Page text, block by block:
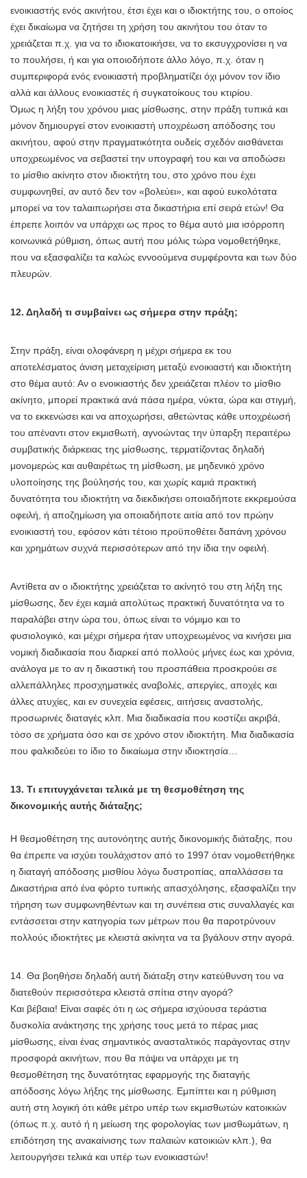
ενοικιαστής ενός ακινήτου, έτσι έχει και ο ιδιοκτήτης του, ο οποίος
έχει δικαίωμα να ζητήσει τη χρήση του ακινήτου του όταν το
χρειάζεται π.χ. για να το ιδιοκατοικήσει, να το εκσυγχρονίσει η να
το πουλήσει, ή και για οποιοδήποτε άλλο λόγο, π.χ. όταν η
συμπεριφορά ενός ενοικιαστή προβληματίζει όχι μόνον τον ίδιο
αλλά και άλλους ενοικιαστές ή συγκατοίκους του κτιρίου.
Όμως η λήξη του χρόνου μιας μίσθωσης, στην πράξη τυπικά και
μόνον δημιουργεί στον ενοικιαστή υποχρέωση απόδοσης του
ακινήτου, αφού στην πραγματικότητα ουδείς σχεδόν αισθάνεται
υποχρεωμένος να σεβαστεί την υπογραφή του και να αποδώσει
το μίσθιο ακίνητο στον ιδιοκτήτη του, στο χρόνο που έχει
συμφωνηθεί, αν αυτό δεν τον «βολεύει», και αφού ευκολότατα
μπορεί να τον ταλαιπωρήσει στα δικαστήρια επί σειρά ετών! Θα
έπρεπε λοιπόν να υπάρχει ως προς το θέμα αυτό μια ισόρροπη
κοινωνικά ρύθμιση, όπως αυτή που μόλις τώρα νομοθετήθηκε,
που να εξασφαλίζει τα καλώς εννοούμενα συμφέροντα και των δύο
πλευρών.
12. Δηλαδή τι συμβαίνει ως σήμερα στην πράξη;
Στην πράξη, είναι ολοφάνερη η μέχρι σήμερα εκ του
αποτελέσματος άνιση μεταχείριση μεταξύ ενοικιαστή και ιδιοκτήτη
στο θέμα αυτό: Αν ο ενοικιαστής δεν χρειάζεται πλέον το μίσθιο
ακίνητο, μπορεί πρακτικά ανά πάσα ημέρα, νύκτα, ώρα και στιγμή,
να το εκκενώσει και να αποχωρήσει, αθετώντας κάθε υποχρέωσή
του απέναντι στον εκμισθωτή, αγνοώντας την ύπαρξη περαιτέρω
συμβατικής διάρκειας της μίσθωσης, τερματίζοντας δηλαδή
μονομερώς και αυθαιρέτως τη μίσθωση, με μηδενικό χρόνο
υλοποίησης της βούλησής του, και χωρίς καμιά πρακτική
δυνατότητα του ιδιοκτήτη να διεκδικήσει οποιαδήποτε εκκρεμούσα
οφειλή, ή αποζημίωση για οποιαδήποτε αιτία από τον πρώην
ενοικιαστή του, εφόσον κάτι τέτοιο προϋποθέτει δαπάνη χρόνου
και χρημάτων συχνά περισσότερων από την ίδια την οφειλή.
Αντίθετα αν ο ιδιοκτήτης χρειάζεται το ακίνητό του στη λήξη της
μίσθωσης, δεν έχει καμιά απολύτως πρακτική δυνατότητα να το
παραλάβει στην ώρα του, όπως είναι το νόμιμο και το
φυσιολογικό, και μέχρι σήμερα ήταν υποχρεωμένος να κινήσει μια
νομική διαδικασία που διαρκεί από πολλούς μήνες έως και χρόνια,
ανάλογα με το αν η δικαστική του προσπάθεια προσκρούει σε
αλλεπάλληλες προσχηματικές αναβολές, απεργίες, αποχές και
άλλες ατυχίες, και εν συνεχεία εφέσεις, αιτήσεις αναστολής,
προσωρινές διαταγές κλπ. Μια διαδικασία που κοστίζει ακριβά,
τόσο σε χρήματα όσο και σε χρόνο στον ιδιοκτήτη. Μια διαδικασία
που φαλκιδεύει το ίδιο το δικαίωμα στην ιδιοκτησία…
13. Τι επιτυγχάνεται τελικά με τη θεσμοθέτηση της
δικονομικής αυτής διάταξης;
Η θεσμοθέτηση της αυτονόητης αυτής δικονομικής διάταξης, που
θα έπρεπε να ισχύει τουλάχιστον από το 1997 όταν νομοθετήθηκε
η διαταγή απόδοσης μισθίου λόγω δυστροπίας, απαλλάσσει τα
Δικαστήρια από ένα φόρτο τυπικής απασχόλησης, εξασφαλίζει την
τήρηση των συμφωνηθέντων και τη συνέπεια στις συναλλαγές και
εντάσσεται στην κατηγορία των μέτρων που θα παροτρύνουν
πολλούς ιδιοκτήτες με κλειστά ακίνητα να τα βγάλουν στην αγορά.
14. Θα βοηθήσει δηλαδή αυτή διάταξη στην κατεύθυνση του να
διατεθούν περισσότερα κλειστά σπίτια στην αγορά?
Και βέβαια! Είναι σαφές ότι η ως σήμερα ισχύουσα τεράστια
δυσκολία ανάκτησης της χρήσης τους μετά το πέρας μιας
μίσθωσης, είναι ένας σημαντικός ανασταλτικός παράγοντας στην
προσφορά ακινήτων, που θα πάψει να υπάρχει με τη
θεσμοθέτηση της δυνατότητας εφαρμογής της διαταγής
απόδοσης λόγω λήξης της μίσθωσης. Εμπίπτει και η ρύθμιση
αυτή στη λογική ότι κάθε μέτρο υπέρ των εκμισθωτών κατοικιών
(όπως π.χ. αυτό ή η μείωση της φορολογίας των μισθωμάτων, η
επιδότηση της ανακαίνισης των παλαιών κατοικιών κλπ.), θα
λειτουργήσει τελικά και υπέρ των ενοικιαστών!